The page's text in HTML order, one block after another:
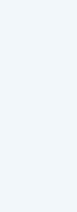
ら!